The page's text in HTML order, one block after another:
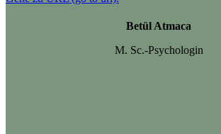
Betül Atmaca
M. Sc.-Psychologin